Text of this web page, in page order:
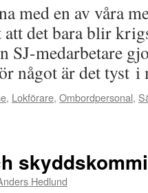
med en av våra
det bara blir
SJ-medarbetare
något är det
, Lokförare, Ombordpersonal,
Hedlund